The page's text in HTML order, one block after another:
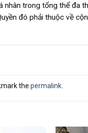
nhân trong tổng thể đa
đó phải thuộc về
the permalink.